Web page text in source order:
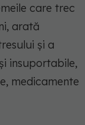
care trec
arată
și a
insuportabile,
medicamente